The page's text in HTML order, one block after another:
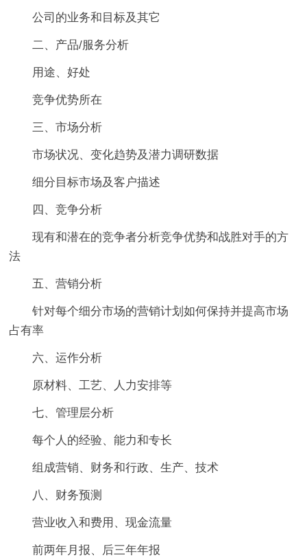
公司的业务和目标及其它
二、产品/服务分析
用途、好处
竞争优势所在
三、市场分析
市场状况、变化趋势及潜力调研数据
细分目标市场及客户描述
四、竞争分析
现有和潜在的竞争者分析竞争优势和战胜对手的方
法
五、营销分析
针对每个细分市场的营销计划如何保持并提高市场
占有率
六、运作分析
原材料、工艺、人力安排等
七、管理层分析
每个人的经验、能力和专长
组成营销、财务和行政、生产、技术
八、财务预测
营业收入和费用、现金流量
前两年月报、后三年年报